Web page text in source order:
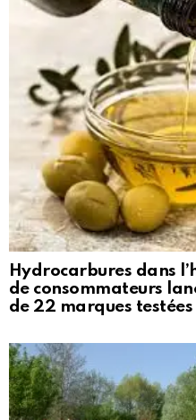
Hydrocarbures dans
de consommateurs
de 22 marques testées